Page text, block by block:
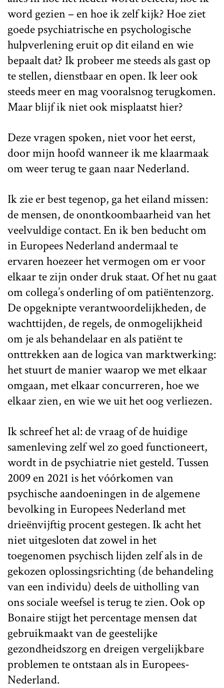
word gezien – en hoe ik zelf kijk? Hoe ziet
goede psychiatrische en psychologische
hulpverlening eruit op dit eiland en wie
bepaalt dat? Ik probeer me steeds als gast op
te stellen, dienstbaar en open. Ik leer ook
steeds meer en mag vooralsnog terugkomen.
Maar blijf ik niet ook misplaatst hier?
Deze vragen spoken, niet voor het eerst,
door mijn hoofd wanneer ik me klaarmaak
om weer terug te gaan naar Nederland.
Ik zie er best tegenop, ga het eiland missen:
de mensen, de onontkoombaarheid van het
veelvuldige contact. En ik ben beducht om
in Europees Nederland andermaal te
ervaren hoezeer het vermogen om er voor
elkaar te zijn onder druk staat. Of het nu gaat
om collega’s onderling of om patiëntenzorg.
De opgeknipte verantwoordelijkheden, de
wachttijden, de regels, de onmogelijkheid
om je als behandelaar en als patiënt te
onttrekken aan de logica van marktwerking:
het stuurt de manier waarop we met elkaar
omgaan, met elkaar concurreren, hoe we
elkaar zien, en wie we uit het oog verliezen.
Ik schreef het al: de vraag of de huidige
samenleving zelf wel zo goed functioneert,
wordt in de psychiatrie niet gesteld. Tussen
2009 en 2021 is het vóórkomen van
psychische aandoeningen in de algemene
bevolking in Europees Nederland met
drieënvijftig procent gestegen. Ik acht het
niet uitgesloten dat zowel in het
toegenomen psychisch lijden zelf als in de
gekozen oplossingsrichting (de behandeling
van een individu) deels de uitholling van
ons sociale weefsel is terug te zien. Ook op
Bonaire stijgt het percentage mensen dat
gebruikmaakt van de geestelijke
gezondheidszorg en dreigen vergelijkbare
problemen te ontstaan als in Europees-
Nederland.